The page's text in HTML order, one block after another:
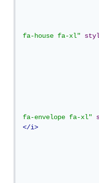
fa-house fa-xl"
fa-envelope fa-xl"
</i>